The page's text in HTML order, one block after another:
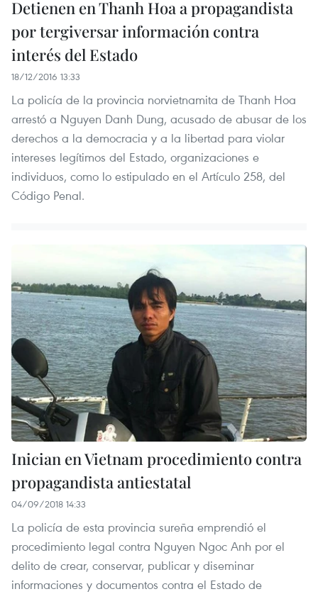
Detienen en Thanh Hoa a propagandista
por tergiversar información contra
interés del Estado
18/12/2016 13:33
La policía de la provincia norvietnamita de Thanh Hoa
arrestó a Nguyen Danh Dung, acusado de abusar de los
derechos a la democracia y a la libertad para violar
intereses legítimos del Estado, organizaciones e
individuos, como lo estipulado en el Artículo 258, del
Código Penal.
Inician en Vietnam procedimiento contra
propagandista antiestatal
04/09/2018 14:33
La policía de esta provincia sureña emprendió el
procedimiento legal contra Nguyen Ngoc Anh por el
delito de crear, conservar, publicar y diseminar
informaciones y documentos contra el Estado de